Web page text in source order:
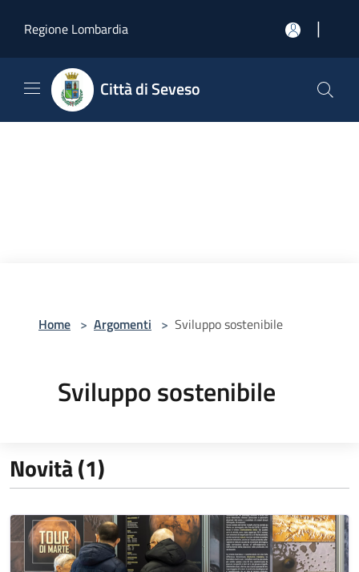
Regione Lombardia
|
Città di Seveso
Home > Argomenti > Sviluppo sostenibile
Sviluppo sostenibile
Novità (1)